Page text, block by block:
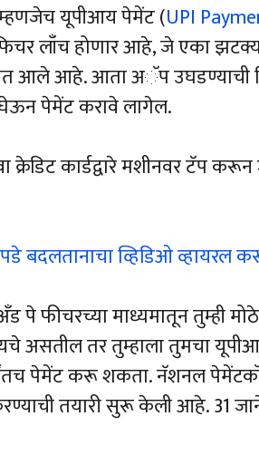
यूपीआय पेमेंट (UPI
लाँच होणार आहे, जे एका
आले आहे. आता अॅप उघडण्याची
पेमेंट करावे लागेल.
कार्डद्वारे मशीनवर टॅप करून
बदलतानाचा व्हिडिओ व्हायरल
पे फीचरच्या माध्यमातून तुम्ही
असतील तर तुम्हाला तुमचा
पेमेंट करू शकता. नॅशनल
तयारी सुरू केली आहे. 31